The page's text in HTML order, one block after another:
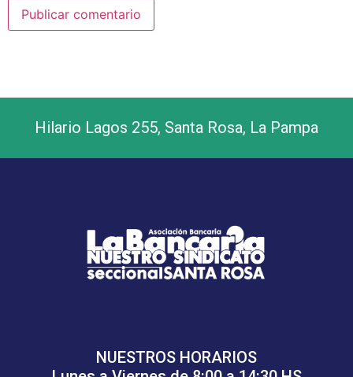
Hilario Lagos 255, Santa Rosa, La Pampa
NUESTROS HORARIOS